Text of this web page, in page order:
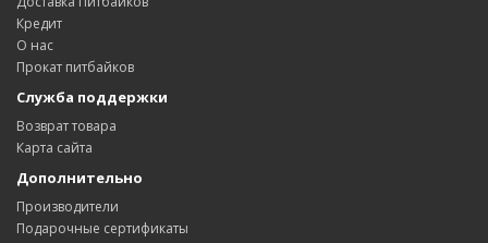
Кредит
О нас
Прокат питбайков
Служба поддержки
Возврат товара
Карта сайта
Дополнительно
Производители
Подарочные сертификаты